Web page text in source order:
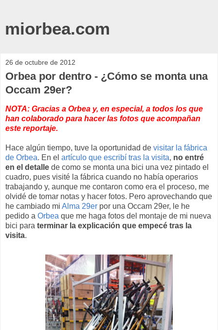
miorbea.com
26 de octubre de 2012
Orbea por dentro - ¿Cómo se monta una
Occam 29er?
NOTA: Gracias a Orbea y, en especial, a todos los que
han colaborado para hacer las fotos que acompañan
este reportaje.
Hace algún tiempo, tuve la oportunidad de visitar la fábrica
de Orbea. En el artículo que escribí tras la visita, no entré
en el detalle de como se monta una bici una vez pintado el
cuadro, pues visité la fábrica cuando no había operarios
trabajando y, aunque me contaron como era el proceso, me
olvidé de tomar notas y hacer fotos. Pero aprovechando que
he cambiado mi Alma 29er por una Occam 29er, le he
pedido a Orbea que me haga fotos del montaje de mi nueva
bici para terminar la explicación que empecé tras la
visita.